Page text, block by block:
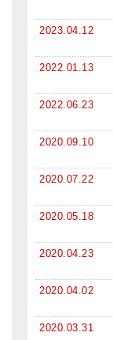
2023.04.12
2022.01.13
2022.06.23
2020.09.10
2020.07.22
2020.05.18
2020.04.23
2020.04.02
2020.03.31